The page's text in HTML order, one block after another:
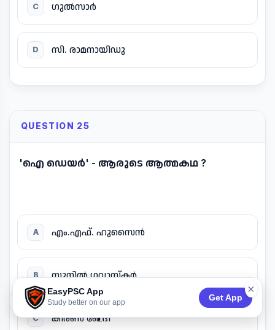
EasyPSC App
Study better on our app
Get App
×
74:53
C ഗുൽസാർ
D സി. രാമനായിഡു
QUESTION 25
'ഐ ഡെയർ' - ആരുടെ ആത്മകഥ ?
A എം.എഫ്. ഹുസൈൻ
B സുനിൽ ഗവാസ്കർ
C കിരൺ ബേദി